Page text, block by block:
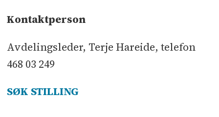
Kontaktperson
Avdelingsleder, Terje Hareide, telefon
468 03 249
SØK STILLING